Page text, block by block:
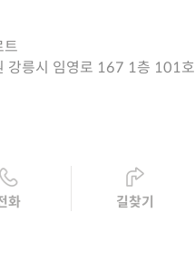
트
강릉시 임영로 167 1층 101호
화 길찾기